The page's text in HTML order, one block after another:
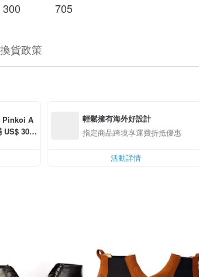
300 705
貨政策
Pinkoi A
US$ 30.0
輕鬆擁有海外好設計
指定商品跨境享運費折抵優惠
活動詳情